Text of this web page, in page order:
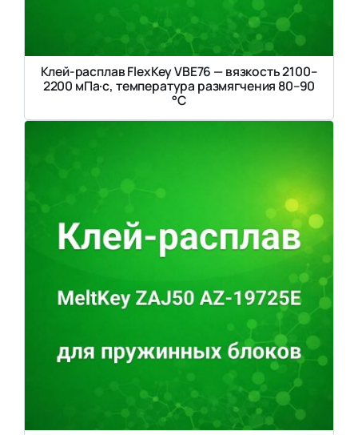
Клей-расплав FlexKey VBE76 — вязкость 2100–
2200 мПа·с, температура размягчения 80–90
°C